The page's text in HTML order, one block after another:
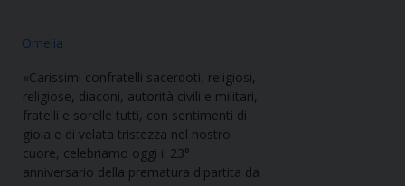
Omelia
«Carissimi confratelli sacerdoti, religiosi,
religiose, diaconi, autorità civili e militari,
fratelli e sorelle tutti, con sentimenti di
gioia e di velata tristezza nel nostro
cuore, celebriamo oggi il 23°
anniversario della prematura dipartita da